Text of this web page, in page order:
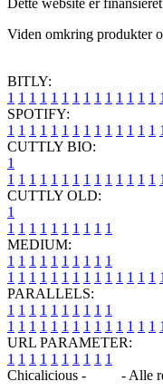
Viden omkring produkter
BITLY:
1 1 1 1 1 1 1 1 1 1 1 1 1 1 1
SPOTIFY:
1 1 1 1 1 1 1 1 1 1 1 1 1 1 1
CUTTLY BIO:
1
1 1 1 1 1 1 1 1 1 1 1 1 1 1 1
CUTTLY OLD:
1
1 1 1 1 1 1 1 1 1 1
MEDIUM:
1 1 1 1 1 1 1 1 1 1
1 1 1 1 1 1 1 1 1 1 1 1 1 1 1
PARALLELS:
1 1 1 1 1 1 1 1 1 1
1 1 1 1 1 1 1 1 1 1 1 1 1 1 1
URL PARAMETER:
1 1 1 1 1 1 1 1 1 1
Chicalicious -
- Alle